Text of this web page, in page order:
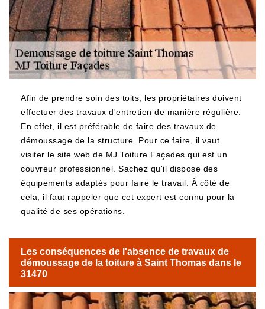
Afin de prendre soin des toits, les propriétaires doivent
effectuer des travaux d'entretien de manière régulière.
En effet, il est préférable de faire des travaux de
démoussage de la structure. Pour ce faire, il vaut
visiter le site web de MJ Toiture Façades qui est un
couvreur professionnel. Sachez qu'il dispose des
équipements adaptés pour faire le travail. À côté de
cela, il faut rappeler que cet expert est connu pour la
qualité de ses opérations.
Les conséquences de l'absence de travaux de
démoussage de la toiture à Saint Thomas dans le
31470